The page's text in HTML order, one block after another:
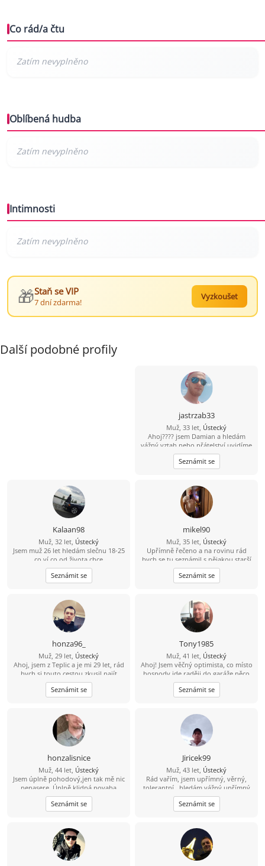
Co rád/a čtu
Oblíbená hudba
Intimnosti
🎁Staň se VIP
7 dní zdarma!
Vyzkoušet
Další podobné profily
jastrzab33
Muž, 33 let, Ústecký
Ahoj???? jsem Damian a hledám
vážný vztah nebo přátelství uvidíme
k čemu nás to doprovodí ???? jsem
veselý a vtipný týpek ???? občas s
nutkou černého humoru ???? rád
zajímavou ženu ????
Seznámit se
Kalaan98
Muž, 32 let, Ústecký
Jsem muž 26 let hledám slečnu 18-25
co ví co od života chce
Seznámit se
mikel90
Muž, 35 let, Ústecký
Upřímně řečeno a na rovinu rád
bych se tu seznámil s nějakou starší
ženou která by měla zájem o někoho
mladšího například mého věku a
mám i rodinu děti tak by to nevadilo
Seznámit se
honza96_
Muž, 29 let, Ústecký
Ahoj, jsem z Teplic a je mi 29 let, rád
bych si touto cestou zkusil najít
kamarádku na seznámení s vidinou
vážného vztahu po nějakém čase.
Živim se jako technik měření
cestovaní, po ČR i zahraničí, plavání,
auta, IT - stavba počítačů a celkově
nové technologie.
Seznámit se
Tony1985
Muž, 41 let, Ústecký
Ahoj! Jsem věčný optimista, co místo
hospody jde raději do garáže něco
vytvářet. V bytě me moc nenajdeš,
protože trávím čas v přírodě na
houbách, na rybách... Hledám tu
kam nás to zavede ????
Seznámit se
honzalisnice
Muž, 44 let, Ústecký
Jsem úplně pohodový,jen tak mě nic
nenasere. Úplně klidná povaha
Seznámit se
Jiricek99
Muž, 43 let, Ústecký
Rád vařím, jsem upřímný, věrný,
tolerantní , hledám vážný upřímný
vztah, můj kontakt je
704/538857,snad není můj
hendikepek problém se znovu
věrný, upřímný, tolerantní, mám rád
procházky,hudbu, můj kontakt je
pospajiri33@seznam.cz
účet budu rád když mi napíšeš
Seznámit se